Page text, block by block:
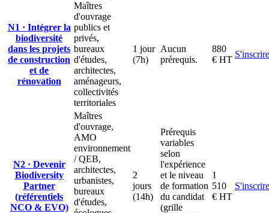
N1 · Intégrer la
biodiversité
dans les projets
de construction
et de
rénovation
Maîtres
d'ouvrage
publics et
privés,
bureaux
d'études,
architectes,
aménageurs,
collectivités
territoriales
1 jour
(7h)
Aucun
prérequis.
880
€ HT
S'inscrire
N2 · Devenir
Biodiversity
Partner
(référentiels
NCO & EVO)
Maîtres
d'ouvrage,
AMO
environnement
/ QEB,
architectes,
urbanistes,
bureaux
d'études,
2
jours
(14h)
Prérequis
variables
selon
l'expérience
et le niveau
de formation
du candidat
(grille
1
510
€ HT
S'inscrire